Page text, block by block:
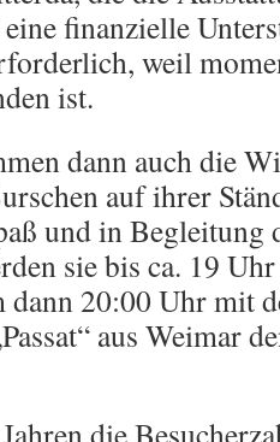
finanzielle
weil
ist.
dann auch die
auf ihrer
und in Begleitung
sie bis ca. 19
dann 20:00 Uhr mit
aus Weimar
die